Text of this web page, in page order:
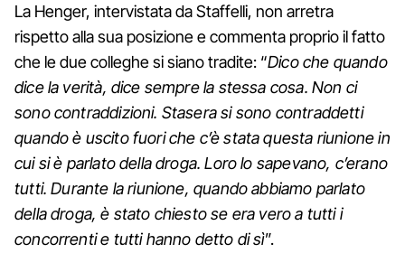
La Henger, intervistata da Staffelli, non arretra
rispetto alla sua posizione e commenta proprio il fatto
che le due colleghe si siano tradite: “Dico che quando
dice la verità, dice sempre la stessa cosa. Non ci
sono contraddizioni. Stasera si sono contraddetti
quando è uscito fuori che c’è stata questa riunione in
cui si è parlato della droga. Loro lo sapevano, c’erano
tutti. Durante la riunione, quando abbiamo parlato
della droga, è stato chiesto se era vero a tutti i
concorrenti e tutti hanno detto di sì”.